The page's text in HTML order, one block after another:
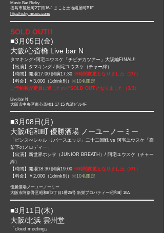
Music Bar Ricky
徳島市籠屋町2丁目16-1 まこと土地紺屋町B1F
http://ricky-music.com/
SOLD OUT!!
■3月05日(金)​
大阪/心斎橋 Live bar N
タマキング×阿宅ユウスケ「チビデカツアー」大阪編FINAL!!
【出演】タマキング / 阿宅ユウスケ（チャー絆）
【時間】開場17:00 開演17:30 ※時間変更となりました（2/7）
【料金】￥3,000（1drink別） ※10名限定
ご予約数が定員に達したのでSOLD OUTとなりました（3/3）
Live bar N
大阪市中央区東心斎橋1-17-15 丸清ビル4F
■3月08日(月)​
大阪/昭和町 優勝酒場 ノーユーノーミー
「ピンスぺシャル リバースエッジ」二十二回戦 vs 阿宅ユウスケ「高
架下のメロディー」
【出演】新世界ホシヲ（JUNIOR BREATH）/ 阿宅ユウスケ（チャー
絆）
【時間】開場18:30 開演19:00 ※時間変更となりました（3/1）
【料金】￥2,000（1drink別） ※10名限定
優勝酒場ノーユーノーミー
大阪市阿倍野区昭和町2丁目1番26号 新栄プロパティー昭和町 10A
■3月11日(木)​
大阪/北浜 雲州堂
「cloud meeting」